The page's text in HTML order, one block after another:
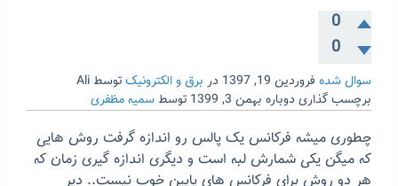
0
0
سوال شده فروردین 19, 1397 در برق و الکترونیکتوسط Ali
برچسب گذاری دوباره بهمن 3, 1399 توسط سمیه مظفری
چطوری میشه فرکانس یک پالس رو اندازه گرفت روش هایی
که میگن یکی شمارش لبه است و دیگری اندازه گیری زمان که
هر دو روش برای فرکانس های پایین خوب نیست.. دیر